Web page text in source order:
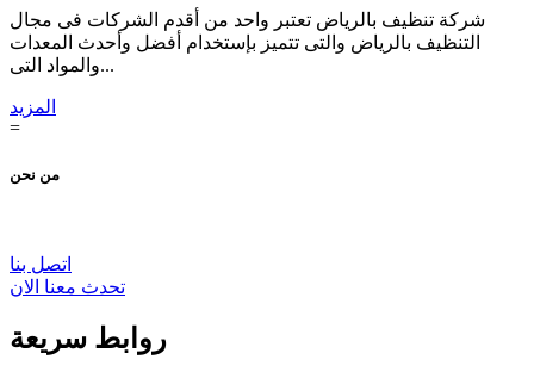
شركة تنظيف بالرياض تعتبر واحد من أقدم الشركات فى مجال
التنظيف بالرياض والتى تتميز بإستخدام أفضل وأحدث المعدات
والمواد التى...
المزيد
=
من نحن
اتصل بنا
تحدث معنا الان
روابط سريعة